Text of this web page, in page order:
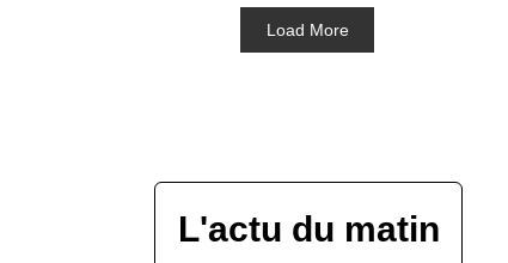
Load More
L'actu du matin